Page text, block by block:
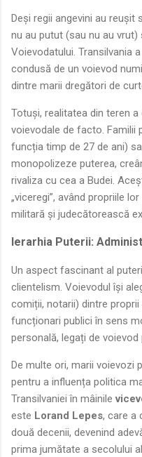
Deși regii angevini au reușit
nu au putut (sau nu au
Voievodatului. Transilvania
condusă de un voievod
dintre marii dregători de
Totuși, realitatea din teren
voievodale de facto. Familii
funcția timp de 27 de ani)
monopolizeze puterea,
rivaliza cu cea a Budei.
„viceregi”, având propriile
militară și judecătorească
Ierarhia Puterii:
Un aspect fascinant al
clientelism. Voievodul își
comiții, notarii) dintre proprii
funcționari publici în sens
personală, legați de
De multe ori, marii voievozi
pentru a influența politica
Transilvaniei în mâinile
este Lorand Lepes, care a
două decenii, devenind
prima jumătate a secolului